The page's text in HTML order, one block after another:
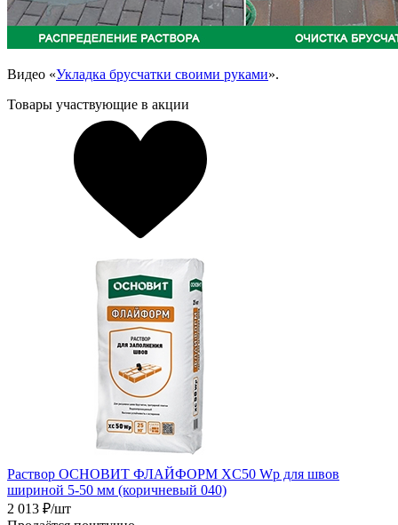
Видео «Укладка брусчатки своими руками».
Товары участвующие в акции
Раствор ОСНОВИТ ФЛАЙФОРМ XC50 Wp для швов
шириной 5-50 мм (коричневый 040)
2 013 ₽/шт